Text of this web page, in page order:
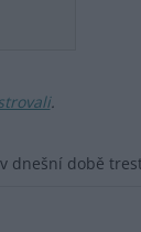
.
dnešní době